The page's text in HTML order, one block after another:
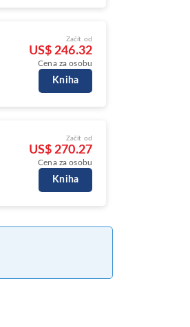
Začít od
US$ 246.32
Cena za osobu
Kniha
Začít od
US$ 270.27
Cena za osobu
Kniha